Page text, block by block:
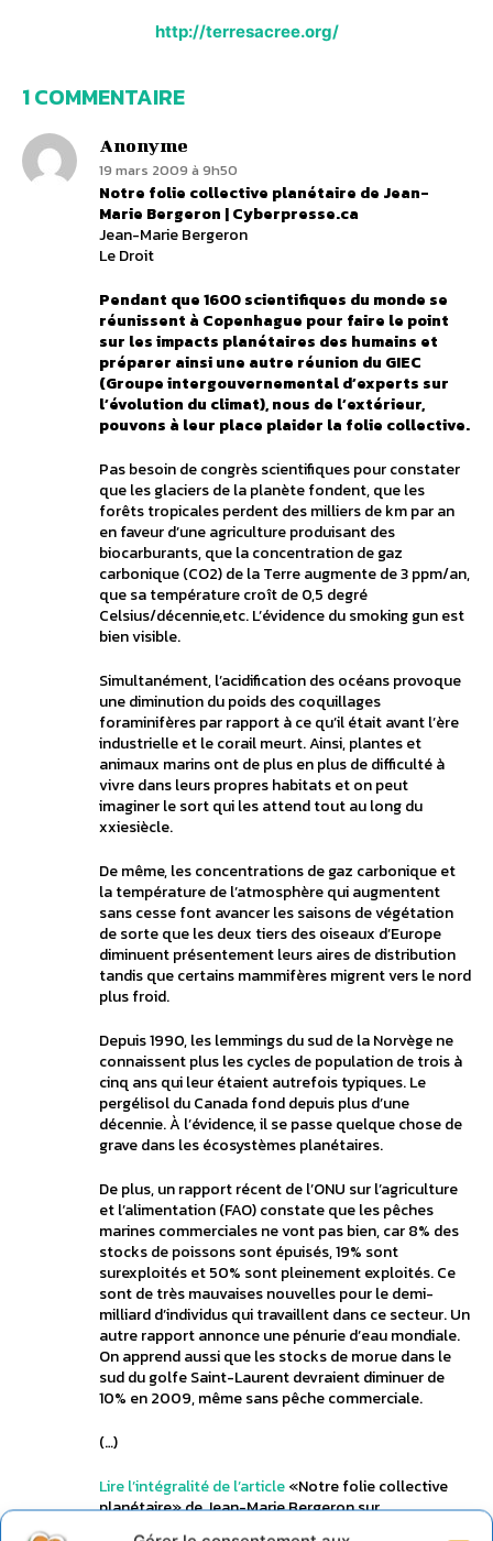
http://terresacree.org/
1 COMMENTAIRE
Anonyme
19 mars 2009 à 9h50
Notre folie collective planétaire de Jean-
Marie Bergeron | Cyberpresse.ca
Jean-Marie Bergeron
Le Droit
Pendant que 1600 scientifiques du monde se
réunissent à Copenhague pour faire le point
sur les impacts planétaires des humains et
préparer ainsi une autre réunion du GIEC
(Groupe intergouvernemental d’experts sur
l’évolution du climat), nous de l’extérieur,
pouvons à leur place plaider la folie collective.
Pas besoin de congrès scientifiques pour constater
que les glaciers de la planète fondent, que les
forêts tropicales perdent des milliers de km par an
en faveur d’une agriculture produisant des
biocarburants, que la concentration de gaz
carbonique (CO2) de la Terre augmente de 3 ppm/an,
que sa température croît de 0,5 degré
Celsius/décennie,etc. L’évidence du smoking gun est
bien visible.
Simultanément, l’acidification des océans provoque
une diminution du poids des coquillages
foraminifères par rapport à ce qu’il était avant l’ère
industrielle et le corail meurt. Ainsi, plantes et
animaux marins ont de plus en plus de difficulté à
vivre dans leurs propres habitats et on peut
imaginer le sort qui les attend tout au long du
xxiesiècle.
De même, les concentrations de gaz carbonique et
la température de l’atmosphère qui augmentent
sans cesse font avancer les saisons de végétation
de sorte que les deux tiers des oiseaux d’Europe
diminuent présentement leurs aires de distribution
tandis que certains mammifères migrent vers le nord
plus froid.
Depuis 1990, les lemmings du sud de la Norvège ne
connaissent plus les cycles de population de trois à
cinq ans qui leur étaient autrefois typiques. Le
pergélisol du Canada fond depuis plus d’une
décennie. À l’évidence, il se passe quelque chose de
grave dans les écosystèmes planétaires.
De plus, un rapport récent de l’ONU sur l’agriculture
et l’alimentation (FAO) constate que les pêches
marines commerciales ne vont pas bien, car 8% des
stocks de poissons sont épuisés, 19% sont
surexploités et 50% sont pleinement exploités. Ce
sont de très mauvaises nouvelles pour le demi-
milliard d’individus qui travaillent dans ce secteur. Un
autre rapport annonce une pénurie d’eau mondiale.
On apprend aussi que les stocks de morue dans le
sud du golfe Saint-Laurent devraient diminuer de
10% en 2009, même sans pêche commerciale.
(…)
Lire l’intégralité de l’article«Notre folie collective
planétaire» de Jean-Marie Bergeron sur
cyberpresse.ca